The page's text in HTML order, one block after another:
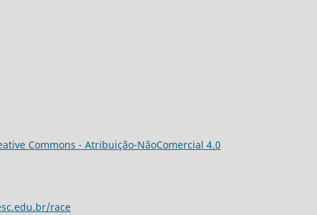
Commons - Atribuição-NãoComercial 4.0
race